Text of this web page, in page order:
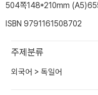
504쪽148*210mm (A5)
ISBN 9791161508702
주제분류
외국어 > 독일어